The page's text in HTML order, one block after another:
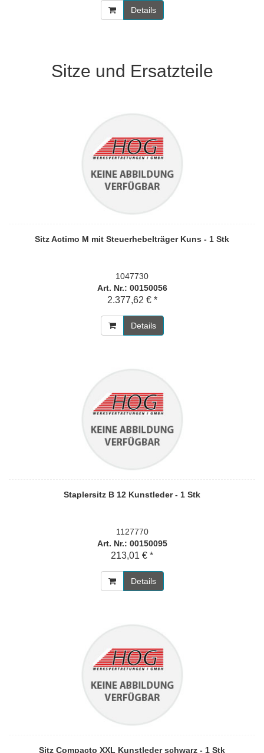
Details
Sitze und Ersatzteile
Sitz Actimo M mit Steuerhebelträger Kuns - 1 Stk
1047730
Art. Nr.: 00150056
2.377,62 € *
Details
Staplersitz B 12 Kunstleder - 1 Stk
1127770
Art. Nr.: 00150095
213,01 € *
Details
Sitz Compacto XXL Kunstleder schwarz - 1 Stk